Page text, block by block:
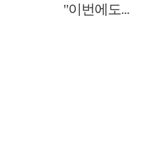
"이번에도...